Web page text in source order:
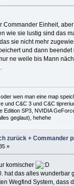
Commander Einheit,
wie sie lustig sind das
sie nicht mehr
und dann
ne weile bis Mann
wen man eine map
und C&C 3 und C&C
Edition SP3, NVIDIA
geglaut), hehehe
zurück + Commander
»
komischer
hat das alles wunderbar
Wegfind System, dass